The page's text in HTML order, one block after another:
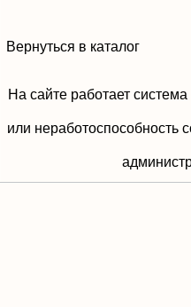
Вернуться в каталог
На сайте работает
или неработоспособность